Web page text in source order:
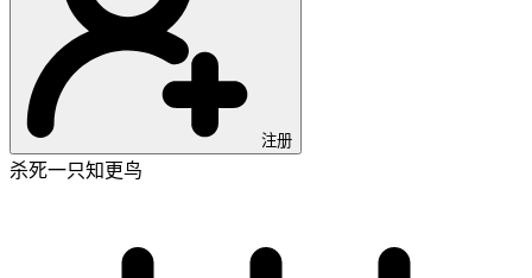
注册
杀死一只知更鸟